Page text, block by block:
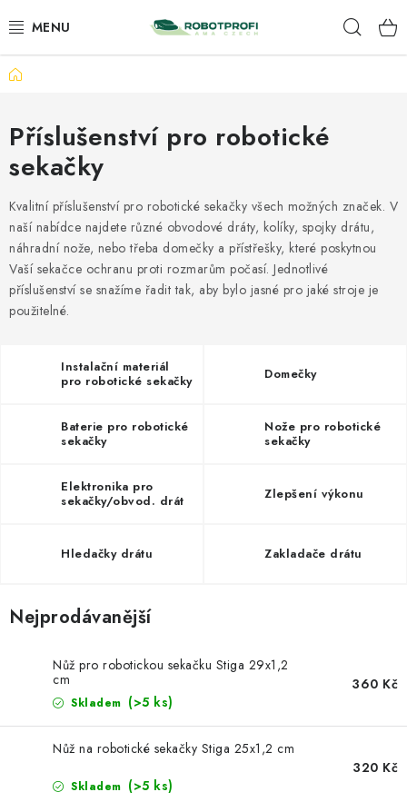
na
ROBOMOW
AMA
PŘÍSLUŠENSTVÍ
SERVIS A INSTALACE
NAŠE SLUŽBY
KONTAKTY
OBCHODNÍ PODMÍNKY
Podmínky ochrany osobních údajů
Domů
Příslušenství pro robotické
sekačky
Kvalitní příslušenství pro robotické sekačky všech možných značek. V
naší nabídce najdete různé obvodové dráty, kolíky, spojky drátu,
náhradní nože, nebo třeba domečky a přístřešky, které poskytnou
Vaší sekačce ochranu proti rozmarům počasí. Jednotlivé
příslušenství se snažíme řadit tak, aby bylo jasné pro jaké stroje je
použitelné.
Instalační materiál
pro robotické sekačky
Domečky
Baterie pro robotické
sekačky
Nože pro robotické
sekačky
Elektronika pro
sekačky/obvod. drát
Zlepšení výkonu
Hledačky drátu Zakladače drátu
Nejprodávanější
Nůž pro robotickou sekačku Stiga 29x1,2
cm
Skladem (>5 ks)
360 Kč
Nůž na robotické sekačky Stiga 25x1,2 cm
Skladem (>5 ks)
320 Kč